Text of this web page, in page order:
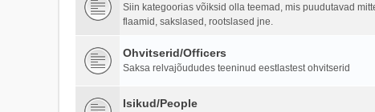
Siin kategoorias võiksid olla teemad, mis puudutavad
flaamid, sakslased, rootslased jne.
Ohvitserid/Officers
Saksa relvajõududes teeninud eestlastest ohvitserid
Isikud/People